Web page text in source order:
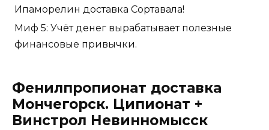
Ипаморелин доставка Сортавала!
Миф 5: Учёт денег вырабатывает полезные
финансовые привычки.
Фенилпропионат доставка
Мончегорск. Ципионат +
Винстрол Невинномысск